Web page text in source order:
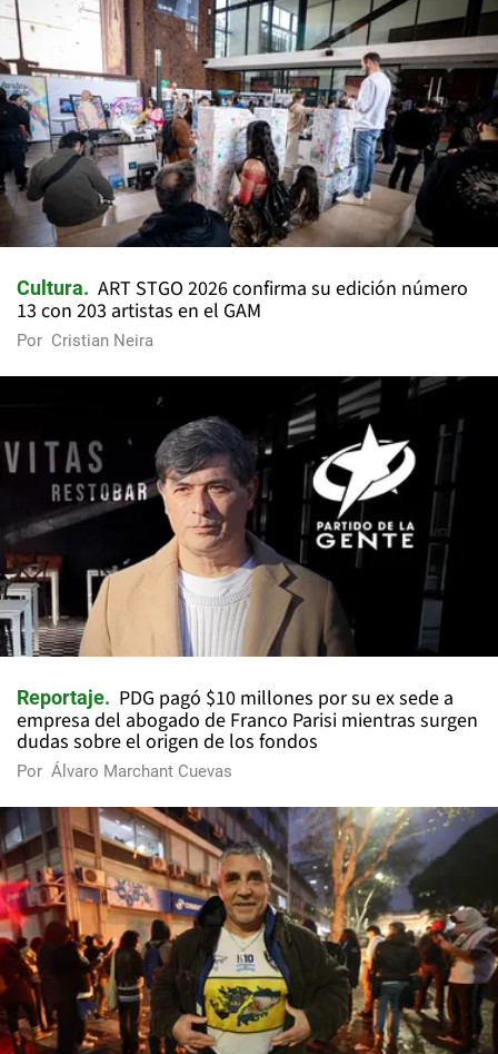
Cultura
ART STGO 2026 confirma su edición número
13 con 203 artistas en el GAM
Por Cristian Neira
Reportaje
PDG pagó $10 millones por su ex sede a
empresa del abogado de Franco Parisi mientras surgen
dudas sobre el origen de los fondos
Por Álvaro Marchant Cuevas